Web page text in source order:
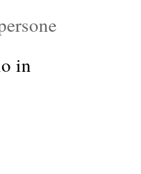
in